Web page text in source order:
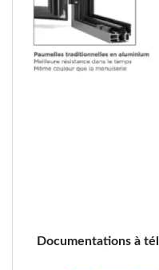
Documentations à